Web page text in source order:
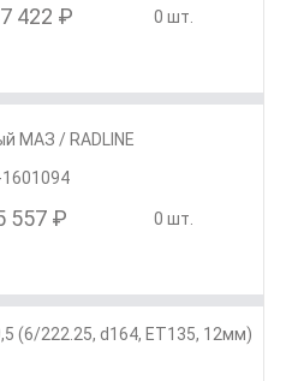
422 ₽ 0 шт.
МАЗ / RADLINE
557 ₽ 0 шт.
(6/222.25, d164, ET135, 12мм)